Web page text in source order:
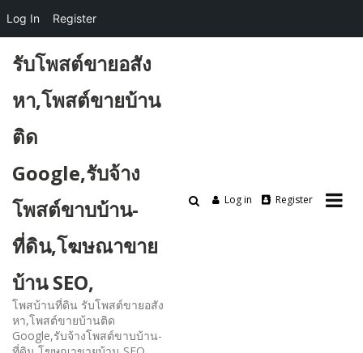
content
รับโพสต์ขายอสัง
หา,โพสต์ขายบ้าน
ติด
Google,รับจ้าง
โพสต์ขาบบ้าน-
ที่ดิน,โฆษณาขาย
บ้าน SEO,
โพสบ้านที่ดิน รับโพสต์ขายอสัง
หา,โพสต์ขายบ้านติด
Google,รับจ้างโพสต์ขาบบ้าน-
Log in Register
Log In Register